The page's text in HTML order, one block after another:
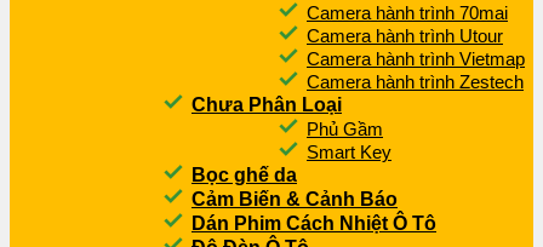
Camera hành trình 70mai
Camera hành trình Utour
Camera hành trình Vietmap
Camera hành trình Zestech
Chưa Phân Loại
Phủ Gầm
Smart Key
Bọc ghế da
Cảm Biến & Cảnh Báo
Dán Phim Cách Nhiệt Ô Tô